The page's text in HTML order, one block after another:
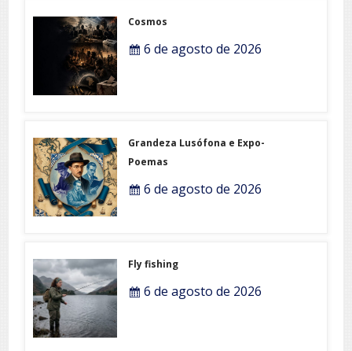
Cosmos
6 de agosto de 2026
Grandeza Lusófona e Expo-
Poemas
6 de agosto de 2026
Fly fishing
6 de agosto de 2026